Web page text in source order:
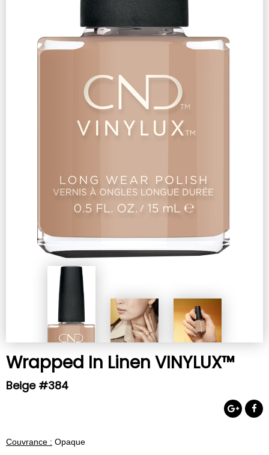
Wrapped In Linen VINYLUX™
Beige #384
Couvrance : Opaque